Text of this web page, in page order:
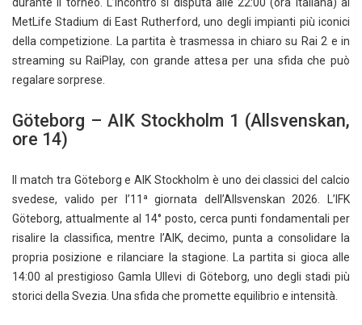
MetLife Stadium di East Rutherford, uno degli impianti più iconici
della competizione. La partita è trasmessa in chiaro su Rai 2 e in
streaming su RaiPlay, con grande attesa per una sfida che può
regalare sorprese.
Göteborg – AIK Stockholm 1 (Allsvenskan,
ore 14)
Il match tra Göteborg e AIK Stockholm è uno dei classici del calcio
svedese, valido per l’11ª giornata dell’Allsvenskan 2026. L’IFK
Göteborg, attualmente al 14° posto, cerca punti fondamentali per
risalire la classifica, mentre l’AIK, decimo, punta a consolidare la
propria posizione e rilanciare la stagione. La partita si gioca alle
14:00 al prestigioso Gamla Ullevi di Göteborg, uno degli stadi più
storici della Svezia. Una sfida che promette equilibrio e intensità.